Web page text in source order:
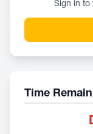
Sign in to
Time